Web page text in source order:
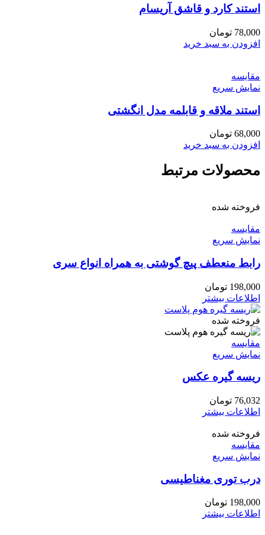
استند کارد و قاشق آریسام
78,000 تومان
افزودن به سبد خرید
مقايسه
نمایش سریع
استند ملاقه و قابلمه مدل انگشتی
68,000 تومان
افزودن به سبد خرید
محصولات مرتبط
فروخته شده
مقايسه
نمایش سریع
رابط منعطف پیچ گوشتی به همراه انواع سری
198,000 تومان
اطلاعات بیشتر
فروخته شده
مقايسه
نمایش سریع
ریسه گیره عکس
76,032 تومان
اطلاعات بیشتر
فروخته شده
مقايسه
نمایش سریع
درب توری مغناطیسی
198,000 تومان
اطلاعات بیشتر